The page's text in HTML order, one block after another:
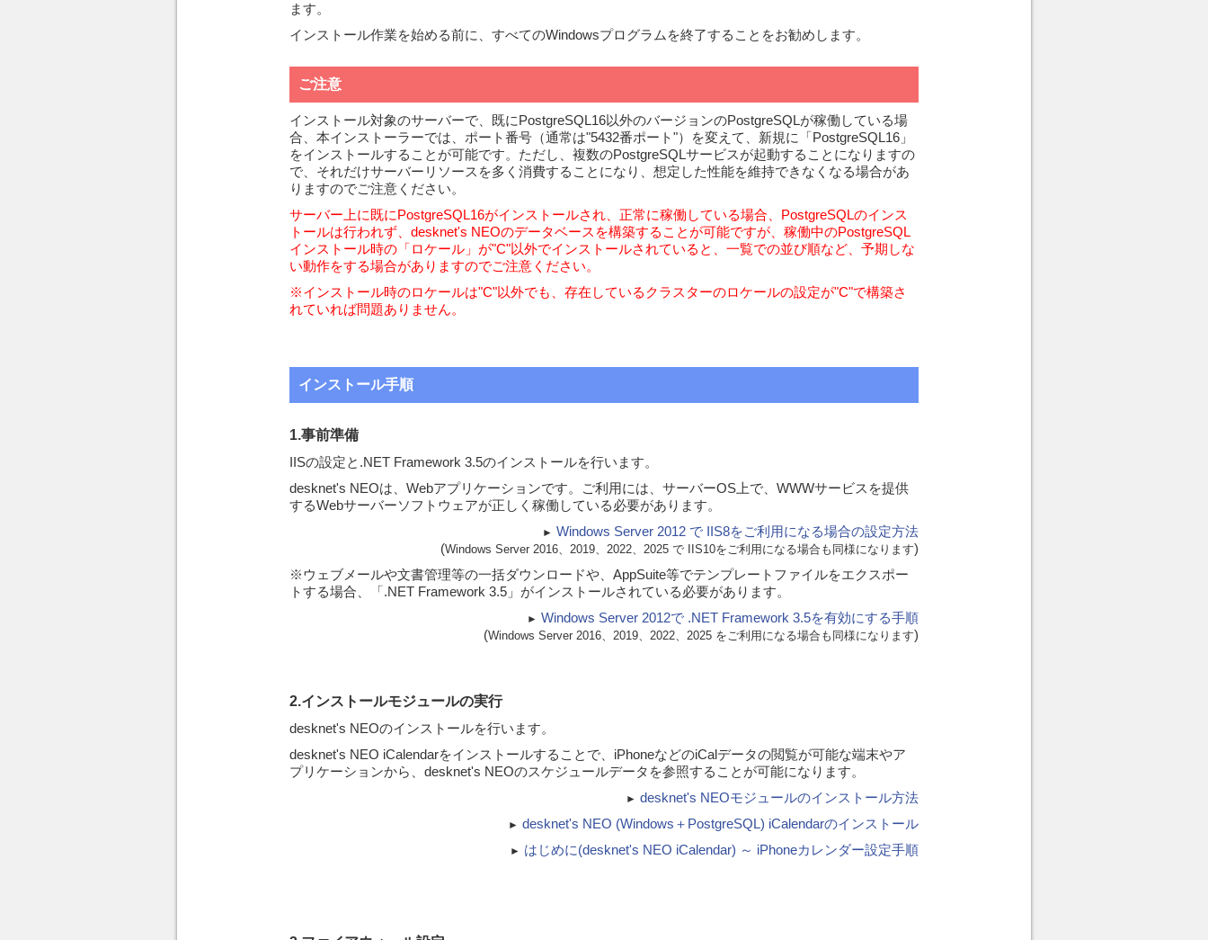
ます。
インストール作業を始める前に、すべてのWindowsプログラムを終了することをお勧めします。
ご注意
インストール対象のサーバーで、既にPostgreSQL16以外のバージョンのPostgreSQLが稼働している場
合、本インストーラーでは、ポート番号（通常は"5432番ポート"）を変えて、新規に「PostgreSQL16」
をインストールすることが可能です。ただし、複数のPostgreSQLサービスが起動することになりますの
で、それだけサーバーリソースを多く消費することになり、想定した性能を維持できなくなる場合があ
りますのでご注意ください。
サーバー上に既にPostgreSQL16がインストールされ、正常に稼働している場合、PostgreSQLのインス
トールは行われず、desknet's NEOのデータベースを構築することが可能ですが、稼働中のPostgreSQL
インストール時の「ロケール」が"C"以外でインストールされていると、一覧での並び順など、予期しな
い動作をする場合がありますのでご注意ください。
※インストール時のロケールは"C"以外でも、存在しているクラスターのロケールの設定が"C"で構築さ
れていれば問題ありません。
インストール手順
1.事前準備
IISの設定と.NET Framework 3.5のインストールを行います。
desknet's NEOは、Webアプリケーションです。ご利用には、サーバーOS上で、WWWサービスを提供
するWebサーバーソフトウェアが正しく稼働している必要があります。
► Windows Server 2012 で IIS8をご利用になる場合の設定方法
(Windows Server 2016、2019、2022、2025 で IIS10をご利用になる場合も同様になります)
※ウェブメールや文書管理等の一括ダウンロードや、AppSuite等でテンプレートファイルをエクスポー
トする場合、「.NET Framework 3.5」がインストールされている必要があります。
► Windows Server 2012で .NET Framework 3.5を有効にする手順
(Windows Server 2016、2019、2022、2025 をご利用になる場合も同様になります)
2.インストールモジュールの実行
desknet's NEOのインストールを行います。
desknet's NEO iCalendarをインストールすることで、iPhoneなどのiCalデータの閲覧が可能な端末やア
プリケーションから、desknet's NEOのスケジュールデータを参照することが可能になります。
► desknet's NEOモジュールのインストール方法
► desknet's NEO (Windows＋PostgreSQL) iCalendarのインストール
► はじめに(desknet's NEO iCalendar) ～ iPhoneカレンダー設定手順